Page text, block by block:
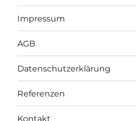
Impressum
AGB
Datenschutzerklärung
Referenzen
Kontakt